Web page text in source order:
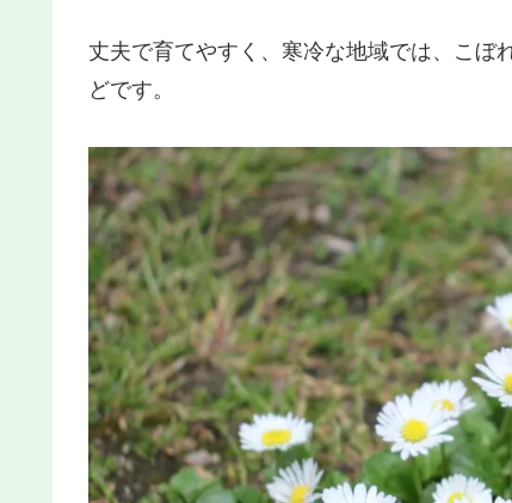
丈夫で育てやすく、寒冷な地域では、こぼ
どです。